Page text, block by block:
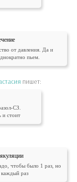
от давления. Да и
пьем.
пишет:
СЗ.
и стоит
чтобы было 1 раз, но
каждый раз